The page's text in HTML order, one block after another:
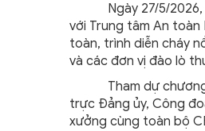
Ngày 27/5/2026, tại
với Trung tâm An toàn
toàn, trình diễn cháy
và các đơn vị đào lò
Tham dự chương
trực Đảng ủy, Công
xưởng cùng toàn bộ